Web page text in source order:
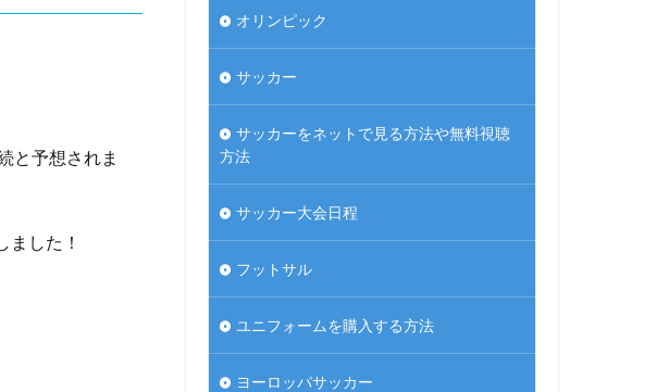
と予想されま
した！
オリンピック
サッカー
サッカーをネットで見る方法や無料視聴
方法
サッカー大会日程
フットサル
ユニフォームを購入する方法
ヨーロッパサッカー